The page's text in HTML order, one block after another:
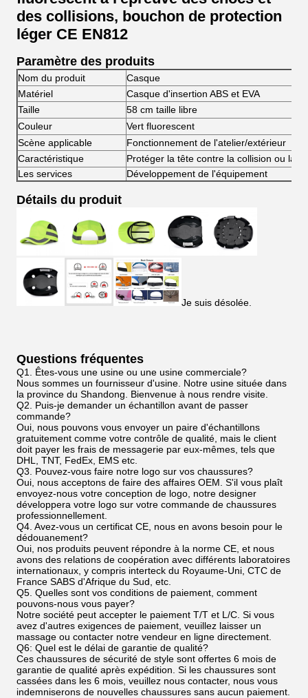
des collisions, bouchon de protection
léger CE EN812
Paramètre des produits
Nom du produit
Casque
Matériel
Casque d'insertion ABS et EVA
Taille
58 cm taille libre
Couleur
Vert fluorescent
Scène applicable
Fonctionnement de l'atelier/extérieur
Caractéristique
Protéger la tête contre la collision ou la
Les services
Développement de l'équipement
Détails du produit
Je suis désolée.
Questions fréquentes
Q1. Êtes-vous une usine ou une usine commerciale?
Nous sommes un fournisseur d'usine. Notre usine située dans
la province du Shandong. Bienvenue à nous rendre visite.
Q2. Puis-je demander un échantillon avant de passer
commande?
Oui, nous pouvons vous envoyer un paire d'échantillons
gratuitement comme votre contrôle de qualité, mais le client
doit payer les frais de messagerie par eux-mêmes, tels que
DHL, TNT, FedEx, EMS etc.
Q3. Pouvez-vous faire notre logo sur vos chaussures?
Oui, nous acceptons de faire des affaires OEM. S'il vous plaît
envoyez-nous votre conception de logo, notre designer
développera votre logo sur votre commande de chaussures
professionnellement.
Q4. Avez-vous un certificat CE, nous en avons besoin pour le
dédouanement?
Oui, nos produits peuvent répondre à la norme CE, et nous
avons des relations de coopération avec différents laboratoires
internationaux, y compris interteck du Royaume-Uni, CTC de
France SABS d'Afrique du Sud, etc.
Q5. Quelles sont vos conditions de paiement, comment
pouvons-nous vous payer?
Notre société peut accepter le paiement T/T et L/C. Si vous
avez d'autres exigences de paiement, veuillez laisser un
massage ou contacter notre vendeur en ligne directement.
Q6: Quel est le délai de garantie de qualité?
Ces chaussures de sécurité de style sont offertes 6 mois de
garantie de qualité après expédition. Si les chaussures sont
cassées dans les 6 mois, veuillez nous contacter, nous vous
indemniserons de nouvelles chaussures sans aucun paiement.